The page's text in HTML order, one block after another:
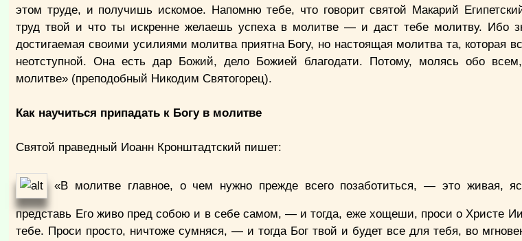
этом труде, и получишь искомое. Напомню тебе, что говорит святой Макарий
труд твой и что ты искренне желаешь успеха в молитве — и даст тебе молитву. Ибо
достигаемая своими усилиями молитва приятна Богу, но настоящая молитва та, которая
неотступной. Она есть дар Божий, дело Божией благодати. Потому, молясь обо
молитве» (преподобный Никодим Святогорец).
Как научиться припадать к Богу в молитве
Святой праведный Иоанн Кронштадтский пишет:
«В молитве главное, о чем нужно прежде всего позаботиться, — это живая,
представь Его живо пред собою и в себе самом, — и тогда, еже хощеши, проси о Христе
тебе. Проси просто, ничтоже сумняся, — и тогда Бог твой и будет все для тебя, во